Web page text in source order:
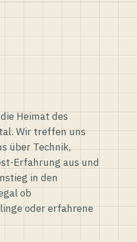
Heimat des
Wir treffen uns
über Technik,
Erfahrung aus und
in den
ob
oder erfahrene